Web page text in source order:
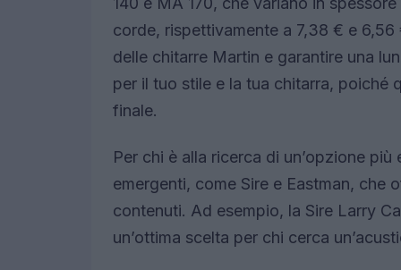
corde, rispettivamente a 7,38 € e
delle chitarre Martin e garantire una
per il tuo stile e la tua chitarra, poiché
finale.
Per chi è alla ricerca di un’opzione
emergenti, come Sire e Eastman, che
contenuti. Ad esempio, la Sire Larry
un’ottima scelta per chi cerca